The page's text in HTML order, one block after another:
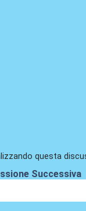
questa
Successiva